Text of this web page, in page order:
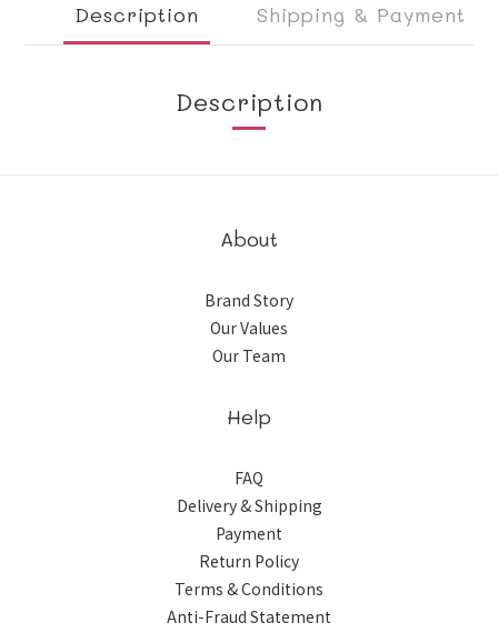
Description Shipping & Payment
Description
About
Brand Story
Our Values
Our Team
Help
FAQ
Delivery & Shipping
Payment
Return Policy
Terms & Conditions
Anti-Fraud Statement